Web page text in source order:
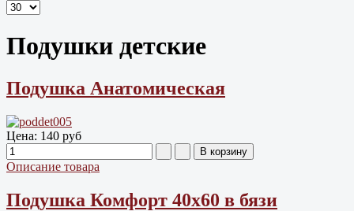
Подушки детские
Подушка Анатомическая
Цена: 140 руб
Описание товара
Подушка Комфорт 40х60 в бязи